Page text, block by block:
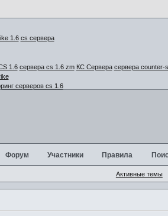
cs сервера
1.6 сервера cs 1.6 zm КС Сервера сервера counter-
серверов cs 1.6
Форум Участники Правила
Активные темы